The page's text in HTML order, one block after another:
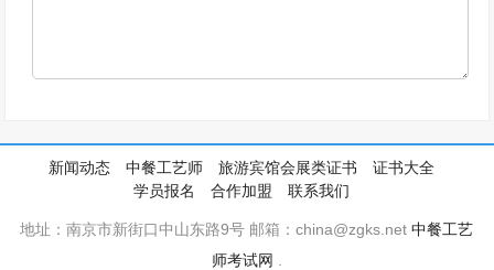
新闻动态 中餐工艺师 旅游宾馆会展类证书
证书大全
学员报名
合作加盟 联系我们
地址：南京市新街口中山东路9号 邮箱：china@zgks.net中餐工艺
师考试网